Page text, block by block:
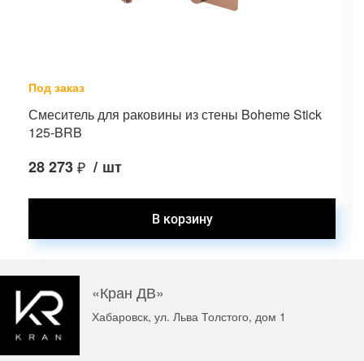
Под заказ
Смеситель для раковины из стены Boheme Stick
125-BRB
28 273₽ / шт
«Кран ДВ»
Хабаровск, ул. Льва Толстого, дом 1